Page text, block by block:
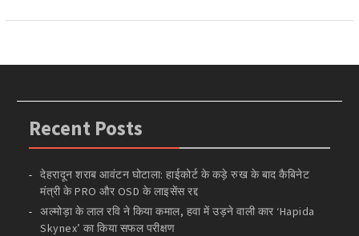
Recent Posts
देहरादून शराब आवंटन घोटाला: हाईकोर्ट के कड़े रुख के बाद कैबिनेट
मंत्री के PRO और OSD के लाइसेंस रद्द
अल्मोड़ा के लाल रवि ने किया कमाल, हवा में उड़ने वाली कार ‘Hapida
Skynex’ का किया सफल परीक्षण